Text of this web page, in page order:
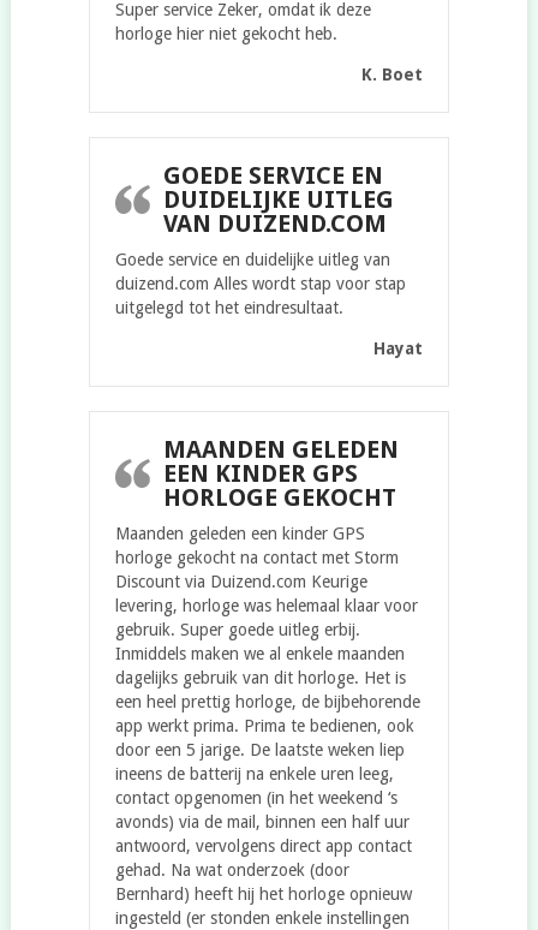
Super service Zeker, omdat ik deze
horloge hier niet gekocht heb.
K. Boet
GOEDE SERVICE EN
DUIDELIJKE UITLEG
VAN DUIZEND.COM
Goede service en duidelijke uitleg van
duizend.com Alles wordt stap voor stap
uitgelegd tot het eindresultaat.
Hayat
MAANDEN GELEDEN
EEN KINDER GPS
HORLOGE GEKOCHT
Maanden geleden een kinder GPS
horloge gekocht na contact met Storm
Discount via Duizend.com Keurige
levering, horloge was helemaal klaar voor
gebruik. Super goede uitleg erbij.
Inmiddels maken we al enkele maanden
dagelijks gebruik van dit horloge. Het is
een heel prettig horloge, de bijbehorende
app werkt prima. Prima te bedienen, ook
door een 5 jarige. De laatste weken liep
ineens de batterij na enkele uren leeg,
contact opgenomen (in het weekend ‘s
avonds) via de mail, binnen een half uur
antwoord, vervolgens direct app contact
gehad. Na wat onderzoek (door
Bernhard) heeft hij het horloge opnieuw
ingesteld (er stonden enkele instellingen